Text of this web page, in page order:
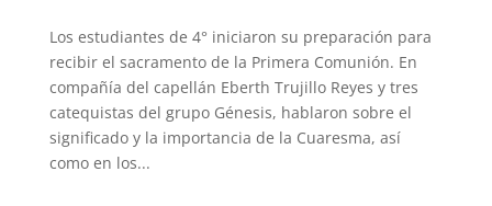
Los estudiantes de 4° iniciaron su preparación para
recibir el sacramento de la Primera Comunión. En
compañía del capellán Eberth Trujillo Reyes y tres
catequistas del grupo Génesis, hablaron sobre el
significado y la importancia de la Cuaresma, así
como en los...